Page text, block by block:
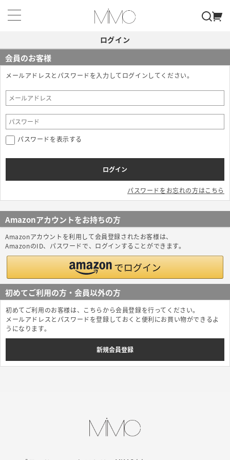
ログイン
会員のお客様
メールアドレスとパスワードを入力してログインしてください。
パスワードを表示する
パスワードをお忘れの方はこちら
Amazonアカウントをお持ちの方
Amazonアカウントを利用して会員登録されたお客様は、
AmazonのID、パスワードで、ログインすることができます。
初めてご利用の方・会員以外の方
初めてご利用のお客様は、こちらから会員登録を行ってください。
メールアドレスとパスワードを登録しておくと便利にお買い物ができるよ
うになります。